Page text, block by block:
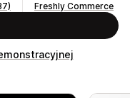
Freshly Commerce